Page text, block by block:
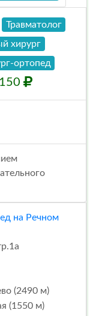
Травматолог
хирург
ортопед
на Речном
(2490 м)
(1550 м)